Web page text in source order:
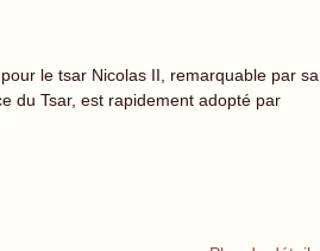
le tsar Nicolas II, remarquable par sa
du Tsar, est rapidement adopté par